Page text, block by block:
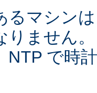
るマシン
りません
NTP で時